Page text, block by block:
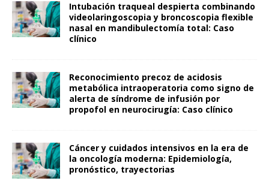
Intubación traqueal despierta combinando
videolaringoscopia y broncoscopia flexible
nasal en mandibulectomía total: Caso
clínico
Reconocimiento precoz de acidosis
metabólica intraoperatoria como signo de
alerta de síndrome de infusión por
propofol en neurocirugía: Caso clínico
Cáncer y cuidados intensivos en la era de
la oncología moderna: Epidemiología,
pronóstico, trayectorias